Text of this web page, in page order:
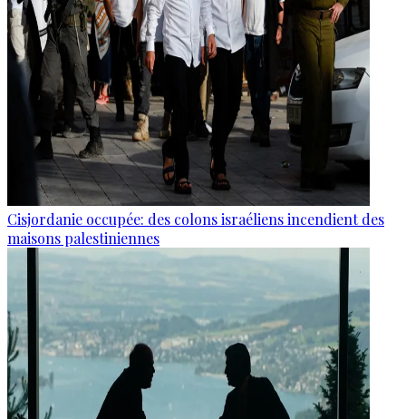
Cisjordanie occupée: des colons israéliens incendient des
maisons palestiniennes